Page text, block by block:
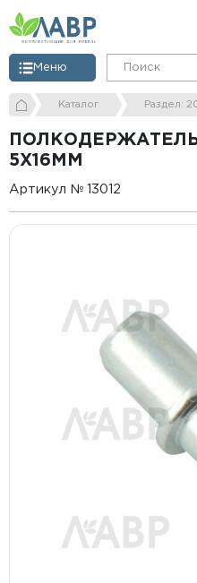
Меню
Каталог Раздел:
5Х16ММ
Артикул № 13012